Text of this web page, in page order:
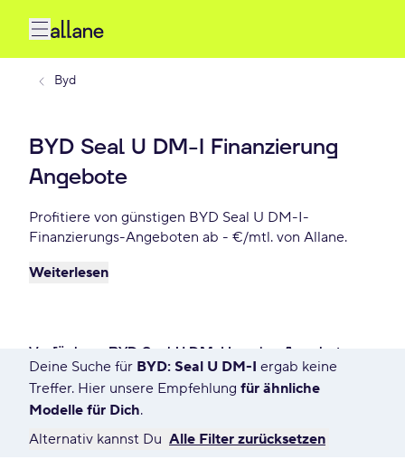
Byd
BYD Seal U DM-I Finanzierung
Angebote
Profitiere von günstigen BYD Seal U DM-I-
Finanzierungs-Angeboten ab - €/mtl. von Allane.
Weiterlesen
Verfügbare BYD Seal U DM-I Leasing Angebote
1 Angebot für Deine Suche
Deine Suche für BYD: Seal U DM-I ergab keine
Treffer. Hier unsere Empfehlung für ähnliche
Modelle für Dich.
Alternativ kannst Du Alle Filter zurücksetzen